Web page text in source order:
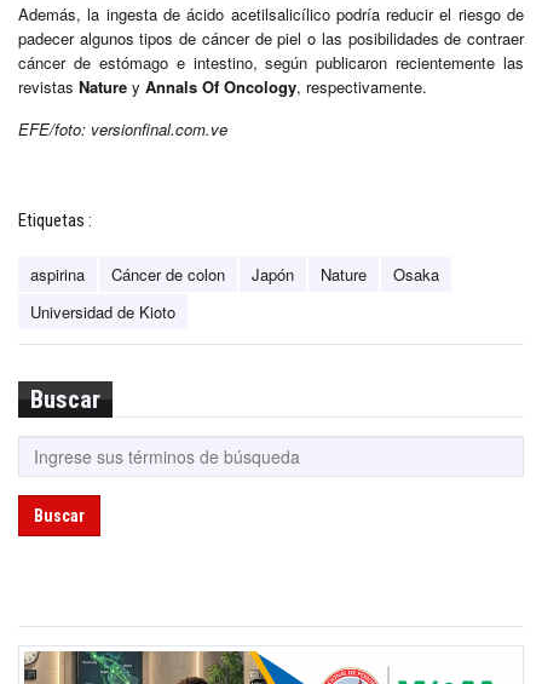
Además, la ingesta de ácido acetilsalicílico podría reducir el riesgo de
padecer algunos tipos de cáncer de piel o las posibilidades de contraer
cáncer de estómago e intestino, según publicaron recientemente las
revistas Nature y Annals Of Oncology, respectivamente.
EFE/foto: versionfinal.com.ve
Etiquetas :
aspirina Cáncer de colon Japón Nature
Osaka
Universidad de Kioto
Buscar
Buscar